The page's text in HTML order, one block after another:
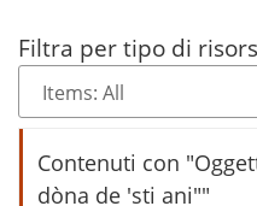
Filtra per tipo di
Contenuti con
dòna de 'sti ani""